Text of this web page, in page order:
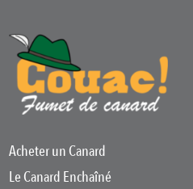
Acheter un Canard
Le Canard Enchaîné